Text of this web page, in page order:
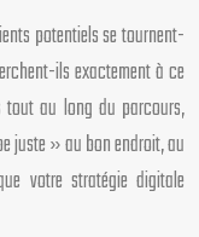
potentiels se tournent-
ils exactement à ce
tout au long du parcours,
juste » au bon endroit, au
votre stratégie digitale